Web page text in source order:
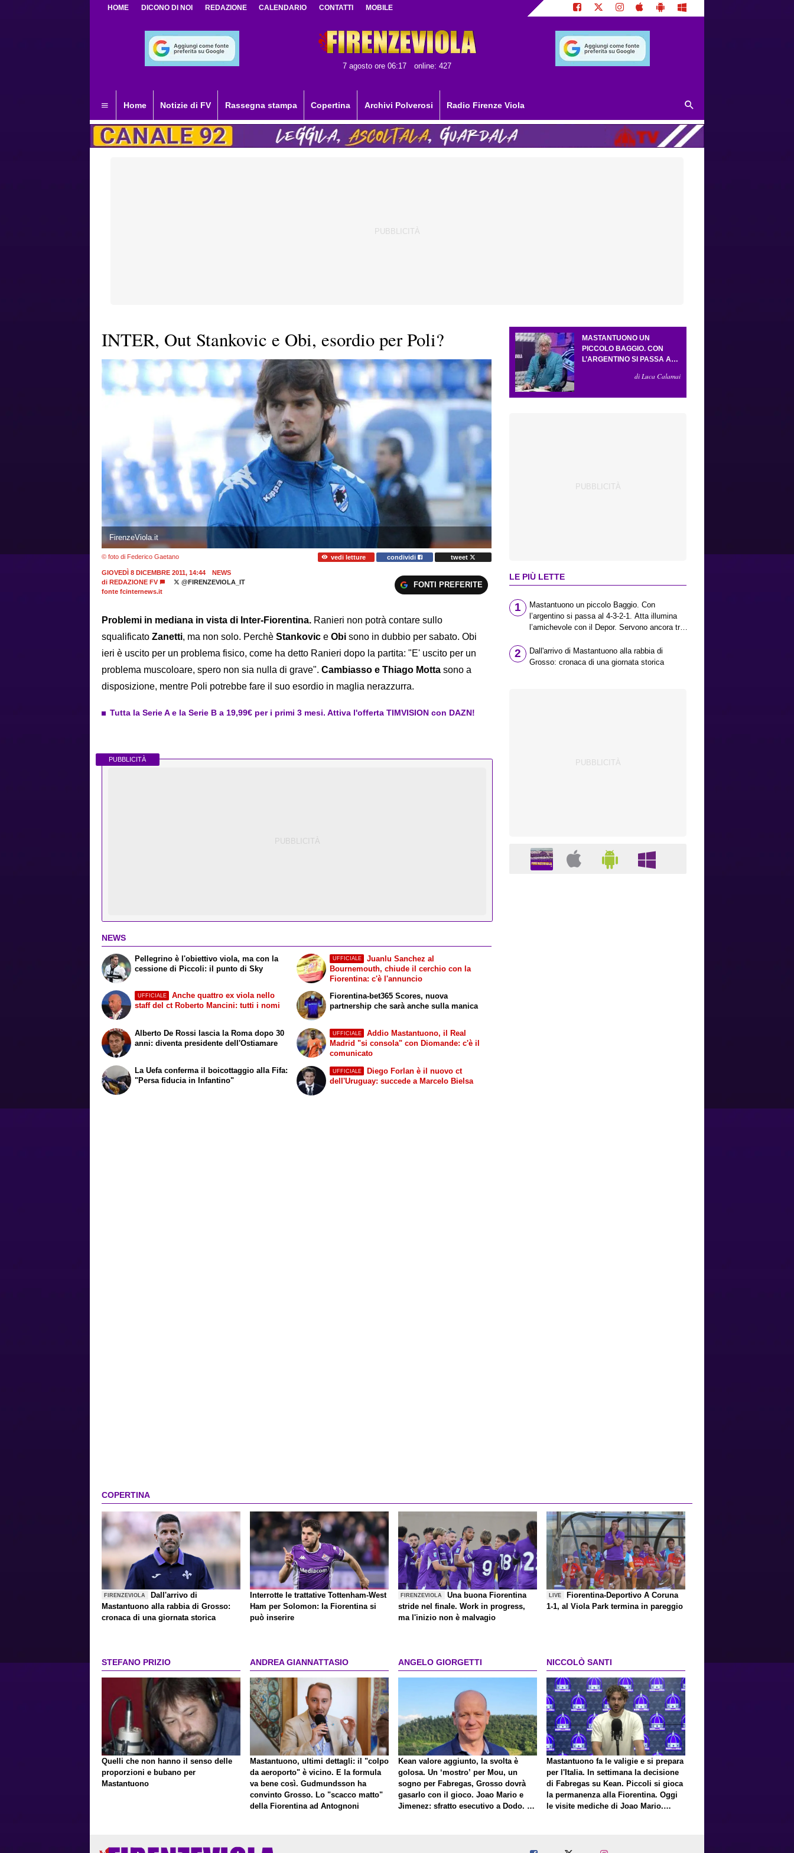
HOME DICONO DI NOI REDAZIONE CALENDARIO CONTATTI MOBILE
7 agosto ore 06:17 online: 427
Home Notizie di FV Rassegna stampa Copertina Archivi Polverosi Radio Firenze Viola
INTER, Out Stankovic e Obi, esordio per Poli?
FirenzeViola.it
© foto di Federico Gaetano vedi letture condividi tweet
GIOVEDÌ 8 DICEMBRE 2011, 14:44
NEWS
di REDAZIONE FV
@FIRENZEVIOLA_IT
fonte fcinternews.it
FONTI PREFERITE
Problemi in mediana in vista di Inter-Fiorentina. Ranieri non potrà contare sullo
squalificato Zanetti, ma non solo. Perchè Stankovic e Obi sono in dubbio per sabato. Obi
ieri è uscito per un problema fisico, come ha detto Ranieri dopo la partita: "E' uscito per un
problema muscoloare, spero non sia nulla di grave". Cambiasso e Thiago Motta sono a
disposizione, mentre Poli potrebbe fare il suo esordio in maglia nerazzurra.
Tutta la Serie A e la Serie B a 19,99€ per i primi 3 mesi. Attiva l'offerta TIMVISION con DAZN!
PUBBLICITÀ
NEWS
Pellegrino è l'obiettivo viola, ma con la
cessione di Piccoli: il punto di Sky
UFFICIALE
Anche quattro ex viola nello
staff del ct Roberto Mancini: tutti i nomi
UFFICIALE
Juanlu Sanchez al
Bournemouth, chiude il cerchio con la
Fiorentina: c'è l'annuncio
Fiorentina-bet365 Scores, nuova
partnership che sarà anche sulla manica
Alberto De Rossi lascia la Roma dopo 30
anni: diventa presidente dell'Ostiamare
La Uefa conferma il boicottaggio alla Fifa:
"Persa fiducia in Infantino"
UFFICIALE
Addio Mastantuono, il Real
Madrid "si consola" con Diomande: c'è il
comunicato
UFFICIALE
Diego Forlan è il nuovo ct
dell'Uruguay: succede a Marcelo Bielsa
MASTANTUONO UN
PICCOLO BAGGIO. CON
L’ARGENTINO SI PASSA AL
L’AMICHEVOLE CON IL
di Luca Calamai
LE PIÙ LETTE
1
Mastantuono un piccolo Baggio. Con
l’argentino si passa al 4-3-2-1. Atta illumina
l’amichevole con il Depor. Servono ancora tre
Antognoni, un finale senza vincitori
2
Dall'arrivo di Mastantuono alla rabbia di
Grosso: cronaca di una giornata storica
COPERTINA
FIRENZEVIOLA
Dall'arrivo di
Mastantuono alla rabbia di Grosso:
cronaca di una giornata storica
Interrotte le trattative Tottenham-West
Ham per Solomon: la Fiorentina si
può inserire
FIRENZEVIOLA
Una buona Fiorentina
stride nel finale. Work in progress,
ma l'inizio non è malvagio
LIVE
Fiorentina-Deportivo A Coruna
1-1, al Viola Park termina in pareggio
STEFANO PRIZIO
Quelli che non hanno il senso delle
proporzioni e bubano per
Mastantuono
ANDREA GIANNATTASIO
Mastantuono, ultimi dettagli: il "colpo
da aeroporto" è vicino. E la formula
va bene così. Gudmundsson ha
convinto Grosso. Lo "scacco matto"
della Fiorentina ad Antognoni
ANGELO GIORGETTI
Kean valore aggiunto, la svolta è
golosa. Un ‘mostro’ per Mou, un
sogno per Fabregas, Grosso dovrà
gasarlo con il gioco. Joao Mario e
Jimenez: sfratto esecutivo a Dodo. E
NICCOLÒ SANTI
Mastantuono fa le valigie e si prepara
per l'Italia. In settimana la decisione
di Fabregas su Kean. Piccoli si gioca
la permanenza alla Fiorentina. Oggi
le visite mediche di Joao Mario.